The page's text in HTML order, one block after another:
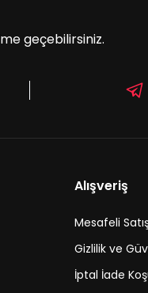
geçebilirsiniz.
Alışveriş
Mesafeli
Gizlilik ve
İptal İade